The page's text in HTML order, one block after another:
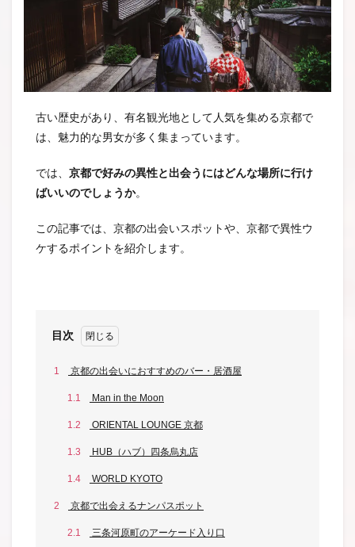
古い歴史があり、有名観光地として人気を集める京都で
は、魅力的な男女が多く集まっています。
では、 京都で好みの異性と出会うにはどんな場所に行け
ばいいのでしょうか。
この記事では、京都の出会いスポットや、京都で異性ウ
ケするポイントを紹介します。
目次
1 京都の出会いにおすすめのバー・居酒屋
1.1 Man in the Moon
1.2 ORIENTAL LOUNGE 京都
1.3 HUB（ハブ）四条烏丸店
1.4 WORLD KYOTO
2 京都で出会えるナンパスポット
2.1 三条河原町のアーケード入り口